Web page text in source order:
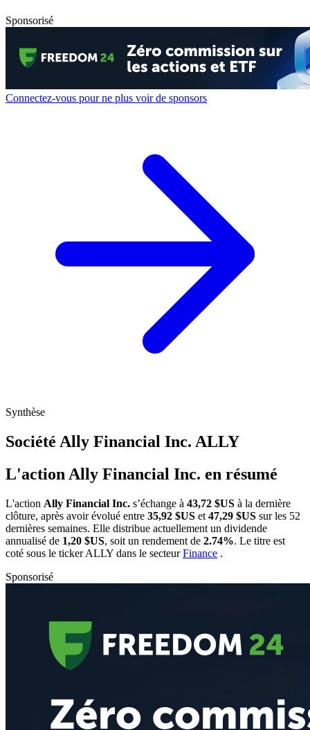
Sponsorisé
Connectez-vous pour ne plus voir de sponsors
Synthèse
Société Ally Financial Inc. ALLY
L'action Ally Financial Inc. en résumé
L'action Ally Financial Inc. s’échange à 43,72 $US à la dernière
clôture, après avoir évolué entre 35,92 $US et 47,29 $US sur les 52
dernières semaines. Elle distribue actuellement un dividende
annualisé de 1,20 $US, soit un rendement de 2.74%. Le titre est
coté sous le tickerALLY dans le secteurFinance .
Sponsorisé